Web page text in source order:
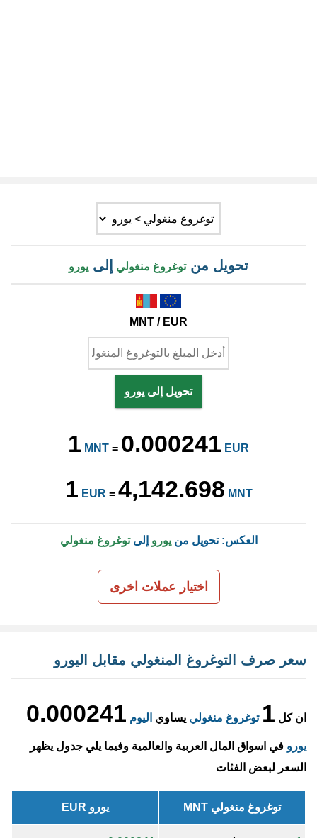
تحويل منتوغروغ منغولي إلى يورو
MNT / EUR
تحويل إلى يورو
1 MNT = 0.000241 EUR
1 EUR = 4,142.698 MNT
العكس: تحويل منيورو إلىتوغروغ منغولي
اختيار عملات اخرى
سعر صرف التوغروغ المنغولي مقابل اليورو
ان كل 1 توغروغ منغولي يساوي اليوم 0.000241
يورو في اسواق المال العربية والعالمية وفيما يلي جدول يظهر
السعر لبعض الفئات
توغروغ منغولي MNT يورو EUR